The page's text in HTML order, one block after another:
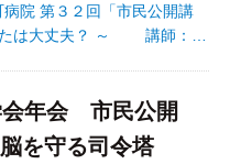
院 第３２回「市民公開講
年会 市民公開
を守る司令塔